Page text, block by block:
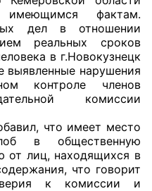
фактам.
дел в отношении
реальных сроков
в г.Новокузнецк
выявленные нарушения
контроле членов
комиссии
что имеет место
в общественную
от лиц, находящихся в
что говорит
к комиссии и